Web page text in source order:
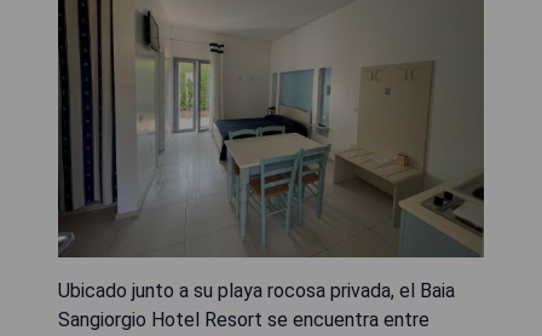
Ubicado junto a su playa rocosa privada, el Baia
Sangiorgio Hotel Resort se encuentra entre